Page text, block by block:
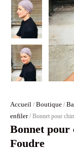
Accueil / Boutique /
enfiler/ Bonnet pour
Bonnet pour
Foudre